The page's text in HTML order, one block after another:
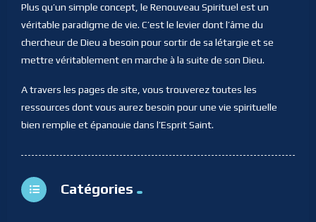
Plus qu’un simple concept, le Renouveau Spirituel est un
véritable paradigme de vie. C’est le levier dont l’âme du
chercheur de Dieu a besoin pour sortir de sa létargie et se
mettre véritablement en marche à la suite de son Dieu.
A travers les pages de site, vous trouverez toutes les
ressources dont vous aurez besoin pour une vie spirituelle
bien remplie et épanouie dans l’Esprit Saint.
Catégories